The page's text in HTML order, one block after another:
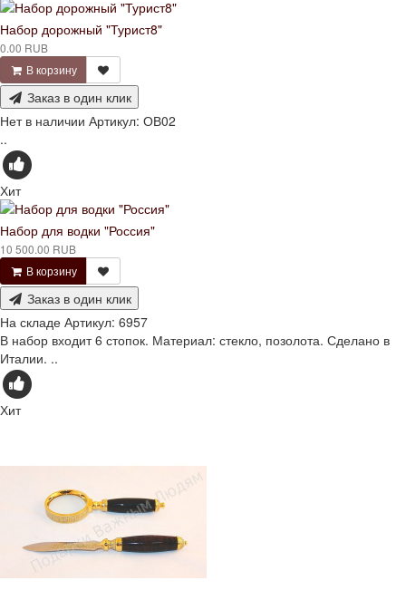
Набор дорожный "Турист8"
0.00 RUB
В корзину
Заказ в один клик
Нет в наличии Артикул: ОВ02
..
Хит
Набор для водки "Россия"
10 500.00 RUB
В корзину
Заказ в один клик
На складе Артикул: 6957
В набор входит 6 стопок. Материал: стекло, позолота. Сделано в
Италии. ..
Хит